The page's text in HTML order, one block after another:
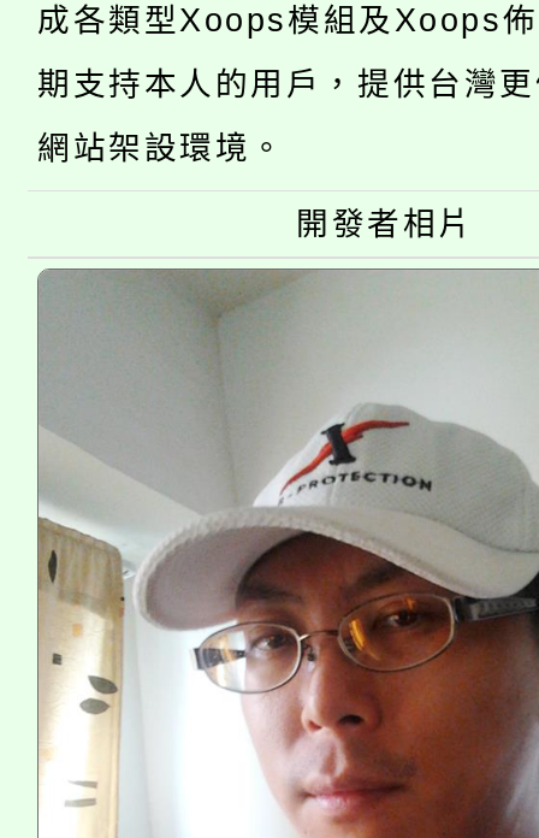
代理(課)教師甄選結果(
「2026金融保險知識
車」活動
桃園市115學年度學生
生本土語及新住民語歌
公告本校115學年度第
代理(課)教師甄選結果
公告本校115學年度第
代理(課)教師甄選結果(
轉知中國文化大學推廣
《TA101》溝通分析基
程，歡迎學生輔導中心
心理、諮商輔導、社會
系所師生報名參加。
成各類型Xoops模組及Xoops
期支持本人的用戶，提供台灣
網站架設環境。
開發者相片